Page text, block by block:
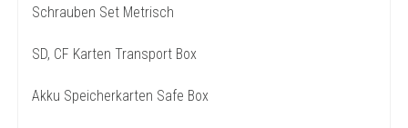
Schrauben Set Metrisch
SD, CF Karten Transport Box
Akku Speicherkarten Safe Box